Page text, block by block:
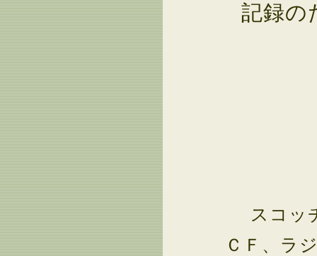
記録の
スコッ
ＣＦ、ラ